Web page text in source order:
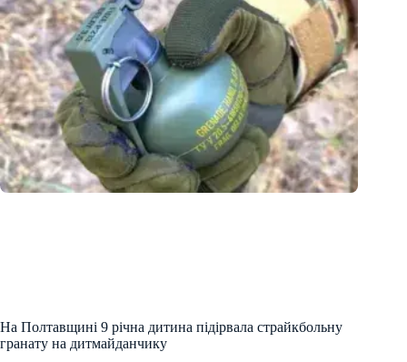
На Полтавщині 9 річна дитина підірвала страйкбольну
гранату на дитмайданчику